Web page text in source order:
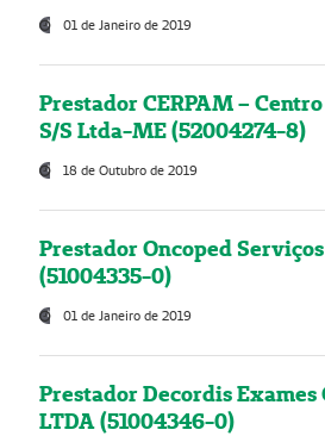
01 de Janeiro de 2019
Prestador CERPAM –
S/S Ltda-ME (52004274-8)
18 de Outubro de 2019
Prestador Oncoped
(51004335-0)
01 de Janeiro de 2019
Prestador Decordis
LTDA (51004346-0)